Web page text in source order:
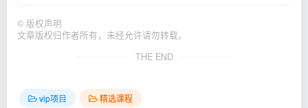
© 版权声明
文章版权归作者所有，未经允许请勿转载。
THE END
vip项目 精选课程